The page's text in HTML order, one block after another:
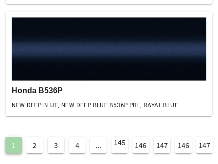
Honda B536P
NEW DEEP BLUE, NEW DEEP BLUE B536P PRL, RAYAL BLUE
1 2 3 4 ... 145 146 147 146 147